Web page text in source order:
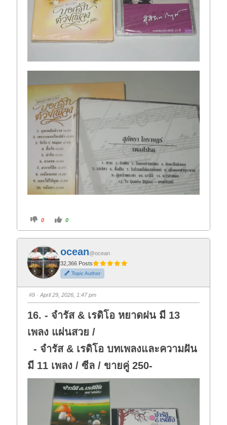
C
i
k
f
o
r
t
h
u
m
d
o
n
.
0
C
i
k
o
r
t
h
u
m
u
p
0
ocean@ocean
32,366 Posts
Topic Author
#9 · April 29, 2026, 1:47 pm
16. - จำรัส & เรดิโอ หยาดฝน มี 13
เพลง แผ่นสวย /
- จำรัส & เรดิโอ บทเพลงและความฝัน
มี 11 เพลง / ซีล / ขายคู่ 250-